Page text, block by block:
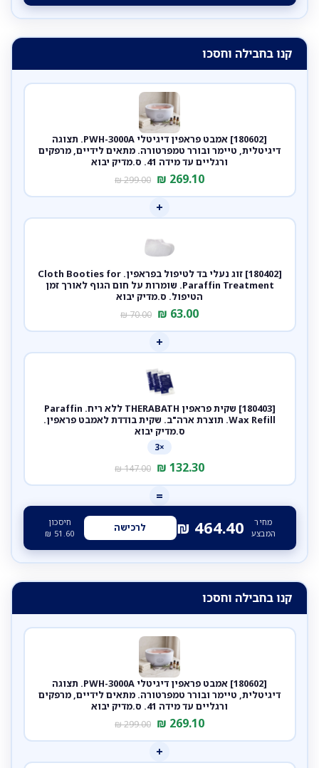
קנו בחבילה וחסכו
[180602] אמבט פראפין דיגיטלי PWH-3000A. תצוגה
דיגיטלית, טיימר ובורר טמפרטורה. מתאים לידיים, מרפקים
ורגליים עד מידה 41. ס.מדיק יבוא
269.10
₪
299.00
₪
+
[180402] זוג נעלי בד לטיפול בפראפין. Cloth Booties for
Paraffin Treatment. שומרות על חום הגוף לאורך זמן
הטיפול. ס.מדיק יבוא
63.00
₪
70.00
₪
+
[180403] שקית פראפין THERABATH ללא ריח. Paraffin
Wax Refill. תוצרת ארה"ב. שקית בודדת לאמבט פראפין.
ס.מדיק יבוא
×3
132.30
₪
147.00
₪
=
מחיר
המבצע
464.40
₪ לרכישה
חיסכון
51.60
₪
קנו בחבילה וחסכו
[180602] אמבט פראפין דיגיטלי PWH-3000A. תצוגה
דיגיטלית, טיימר ובורר טמפרטורה. מתאים לידיים, מרפקים
ורגליים עד מידה 41. ס.מדיק יבוא
269.10
₪
299.00
₪
+